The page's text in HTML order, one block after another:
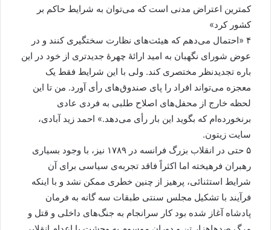
کمترین اعتراض مدنی است که می‌توان به شرایط حاکم بر
کشور کرد»
۴ «احتمال می‌دهم که هیئت‌های نظارت سختگیری کنند و در
عوض شورای نگهبان به امید ارائۀ چهرۀ جدیدتری از خود در این
باره تجدیدنظر مختصری کند. ولی با این شرایط فقط یک
معجزه می‌تواند افراد را پای صندوق‌های رأی آورد. من تا این
لحظه خارج از محفل‌های اصلاح طلبی به فردی عادی
برنخورده‌ام که بگوید این بار رأی می‌دهد.» احمد زید آبادی،
سایت زیتون.
۵ حتی در انقلاب بزرگ فرانسه در ۱۷۸۹ نیز، با وجود بسیاری
رهبران فرهیخته اما اکثراً فاقد تجربه‌ی سیاسی برای آن
شرایط استثنائی، پرهیز از چنین خطری ممکن نشد و با اینکه
فرآیند با تشکیل مجلس سنتی طبقات سه گانه به فرمان
پادشاه آغاز شده بود کار سرانجام به جنگ‌های داخلی و قتل و